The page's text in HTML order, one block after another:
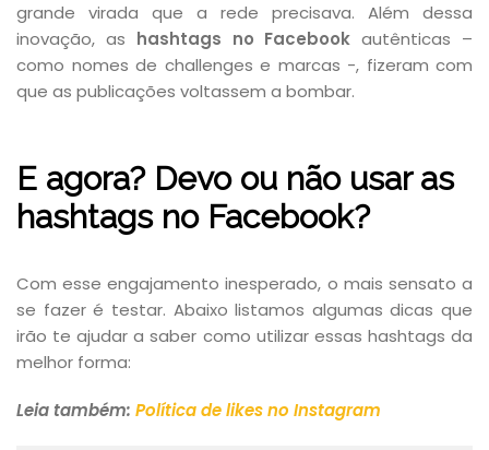
grande virada que a rede precisava. Além dessa
inovação, as hashtags no Facebookautênticas –
como nomes de challenges e marcas -, fizeram com
que as publicações voltassem a bombar.
E agora? Devo ou não usar as
hashtags no Facebook?
Com esse engajamento inesperado, o mais sensato a
se fazer é testar. Abaixo listamos algumas dicas que
irão te ajudar a saber como utilizar essas hashtags da
melhor forma:
Leia também: Política de likes no Instagram